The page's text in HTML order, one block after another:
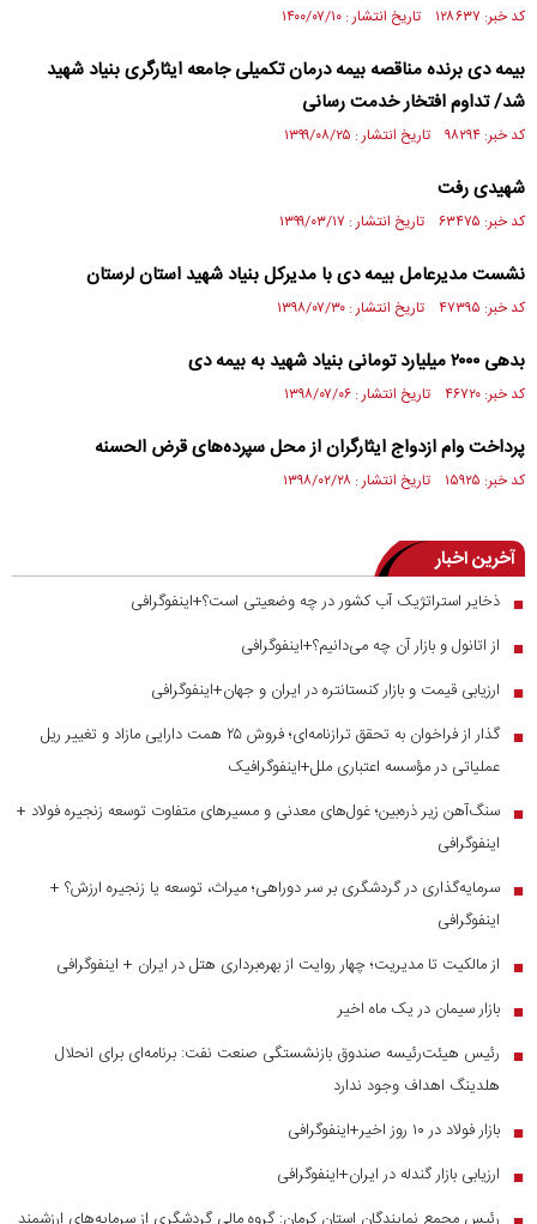
کد خبر: ۱۲۸۶۳۷ تاریخ انتشار : ۱۴۰۰/۰۷/۱۰
بیمه دی برنده مناقصه بیمه درمان تکمیلی جامعه ایثارگری بنیاد شهید
شد/ تداوم افتخار خدمت رسانی
کد خبر: ۹۸۲۹۴ تاریخ انتشار : ۱۳۹۹/۰۸/۲۵
شهیدی رفت
کد خبر: ۶۳۴۷۵ تاریخ انتشار : ۱۳۹۹/۰۳/۱۷
نشست مدیرعامل بیمه دی با مدیرکل بنیاد شهید استان لرستان
کد خبر: ۴۷۳۹۵ تاریخ انتشار : ۱۳۹۸/۰۷/۳۰
بدهی ۲۰۰۰ میلیارد تومانی بنیاد شهید به بیمه دی
کد خبر: ۴۶۷۲۰ تاریخ انتشار : ۱۳۹۸/۰۷/۰۶
پرداخت وام ازدواج ایثارگران از محل سپرده‌های قرض الحسنه
کد خبر: ۱۵۹۲۵ تاریخ انتشار : ۱۳۹۸/۰۲/۲۸
آخرین اخبار
■ ذخایر استراتژیک آب کشور در چه وضعیتی است؟+اینفوگرافی
■ از اتانول و بازار آن چه می‌دانیم؟+اینفوگرافی
■ ارزیابی قیمت و بازار کنستانتره در ایران و جهان+اینفوگرافی
■
گذار از فراخوان به تحقق ترازنامه‌ای؛ فروش ۲۵ همت دارایی مازاد و تغییر ریل
عملیاتی در مؤسسه اعتباری ملل+اینفوگرافیک
■ سنگ‌آهن زیر ذره‌بین؛ غول‌های معدنی و مسیر‌های متفاوت توسعه زنجیره فولاد +
اینفوگرافی
■ سرمایه‌گذاری در گردشگری بر سر دوراهی؛ میراث، توسعه یا زنجیره ارزش؟ +
اینفوگرافی
■ از مالکیت تا مدیریت؛ چهار روایت از بهره‌برداری هتل در ایران + اینفوگرافی
■ بازار سیمان در یک ماه اخیر
■
رئیس هیئت‌رئیسه صندوق بازنشستگی صنعت نفت: برنامه‌ای برای انحلال
هلدینگ اهداف وجود ندارد
■ بازار فولاد در ۱۰ روز اخیر+اینفوگرافی
■ ارزیابی بازار گندله در ایران+اینفوگرافی